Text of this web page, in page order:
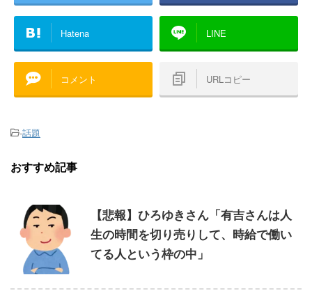
Hatena LINE
コメント URLコピー
-話題
おすすめ記事
【悲報】ひろゆきさん「有吉さんは人
生の時間を切り売りして、時給で働い
てる人という枠の中」